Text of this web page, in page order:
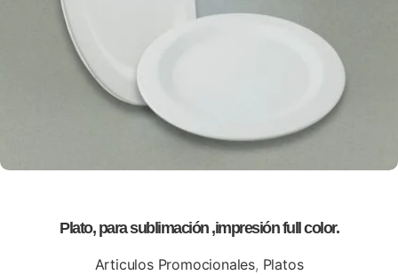
Plato, para sublimación ,impresión full color.
Articulos Promocionales, Platos